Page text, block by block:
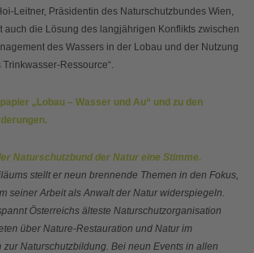
Leitner, Präsidentin des Naturschutzbundes Wien,
auch die Lösung des langjährigen Konflikts zwischen
des Wassers in der Lobau und der Nutzung
Ressource“.
„Lobau – Wasser und Au“ und zu den
Naturschutzbund der Natur eine Stimme.
stellt er neun brennende Themen in den Fokus,
seiner Arbeit als Anwalt der Natur widerspiegeln.
Österreichs älteste Naturschutzorganisation
über Nature-Restauration und Natur im
Naturschutzbildung. Bei neun Events in allen